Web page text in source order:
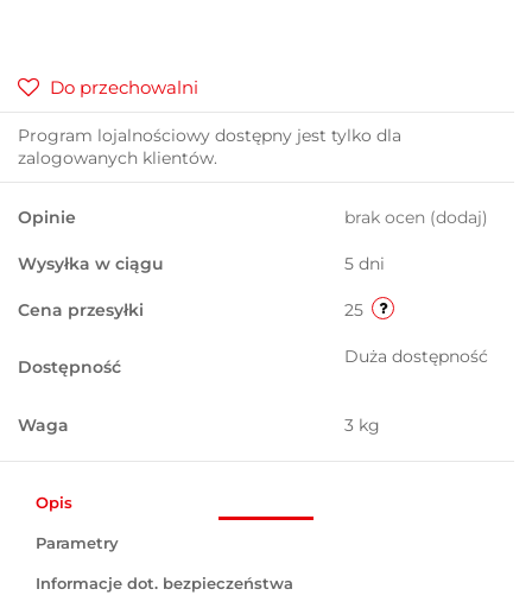
Do przechowalni
Program lojalnościowy dostępny jest tylko dla
zalogowanych klientów.
Opinie brak ocen (dodaj)
Wysyłka w ciągu 5 dni
Cena przesyłki 25
Dostępność Duża dostępność
Waga 3 kg
Opis
Parametry
Informacje dot. bezpieczeństwa